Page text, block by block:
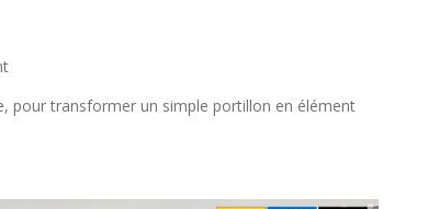
pour transformer un simple portillon en élément